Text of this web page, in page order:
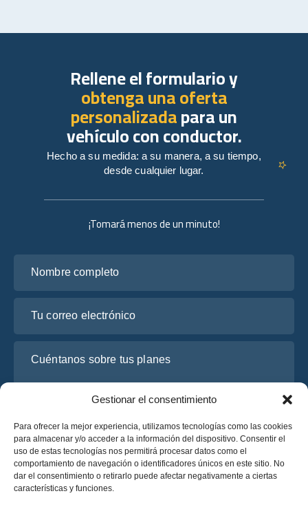
Gestionar el consentimiento
Para ofrecer la mejor experiencia, utilizamos tecnologías como las cookies
para almacenar y/o acceder a la información del dispositivo. Consentir el
uso de estas tecnologías nos permitirá procesar datos como el
comportamiento de navegación o identificadores únicos en este sitio. No
dar el consentimiento o retirarlo puede afectar negativamente a ciertas
características y funciones.
¡Tomará menos de un minuto!
He leído y acepto la
Rellene el formulario y
obtenga una oferta
personalizadapara un
vehículo con conductor.
Hecho a su medida: a su manera, a su tiempo,
desde cualquier lugar.